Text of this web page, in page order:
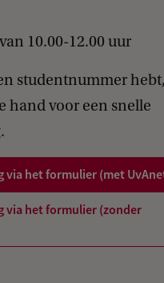
10.00-12.00 uur
studentnummer
hand voor een snelle
via het formulier (met
via het formulier (zonder